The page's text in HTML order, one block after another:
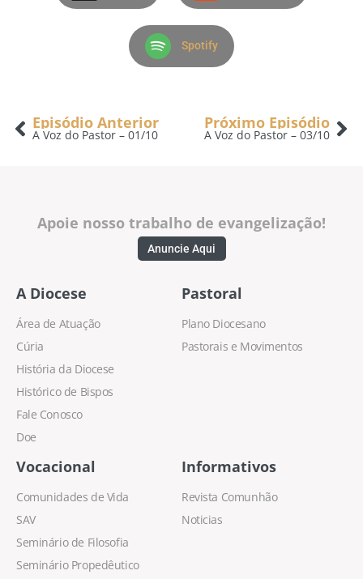
Spotify
Episódio Anterior
A Voz do Pastor – 01/10
Próximo Episódio
A Voz do Pastor – 03/10
Apoie nosso trabalho de evangelização!
Anuncie Aqui
A Diocese
Área de Atuação
Cúria
História da Diocese
Histórico de Bispos
Fale Conosco
Doe
Pastoral
Plano Diocesano
Pastorais e Movimentos
Vocacional
Comunidades de Vida
SAV
Seminário de Filosofia
Seminário Propedêutico
Informativos
Revista Comunhão
Noticias